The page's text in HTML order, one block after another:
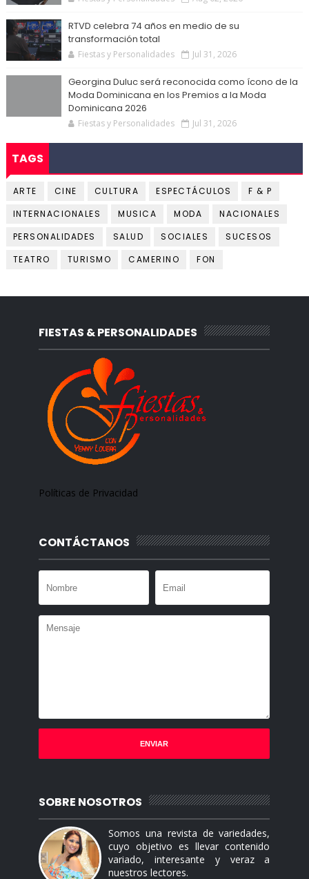
RTVD celebra 74 años en medio de su
transformación total
Fiestas y Personalidades Jul 31, 2026
Georgina Duluc será reconocida como ícono de la
Moda Dominicana en los Premios a la Moda
Dominicana 2026
Fiestas y Personalidades Jul 31, 2026
TAGS
ARTE CINE CULTURA ESPECTÁCULOS
F & P
INTERNACIONALES
MUSICA MODA
NACIONALES
PERSONALIDADES
SALUD SOCIALES
SUCESOS
TEATRO
TURISMO CAMERINO FON
FIESTAS & PERSONALIDADES
Políticas de Privacidad
CONTÁCTANOS
SOBRE NOSOTROS
Somos una revista de variedades,
cuyo objetivo es llevar contenido
variado, interesante y veraz a
nuestros lectores.